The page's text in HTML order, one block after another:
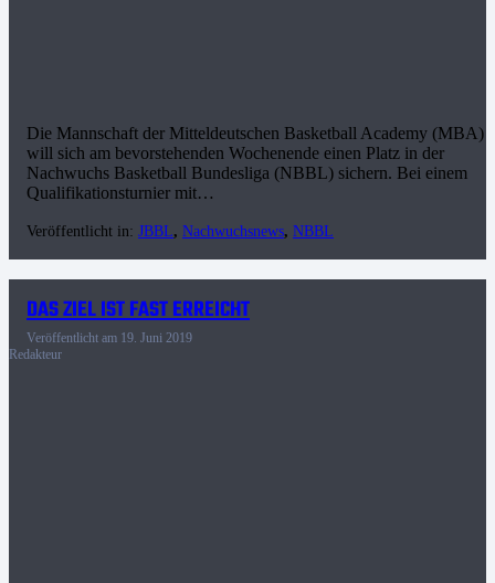
Die Mannschaft der Mitteldeutschen Basketball Academy (MBA)
will sich am bevorstehenden Wochenende einen Platz in der
Nachwuchs Basketball Bundesliga (NBBL) sichern. Bei einem
Qualifikationsturnier mit…
Veröffentlicht in: JBBL, Nachwuchsnews, NBBL
DAS ZIEL IST FAST ERREICHT
Veröffentlicht am 19. Juni 2019
Redakteur